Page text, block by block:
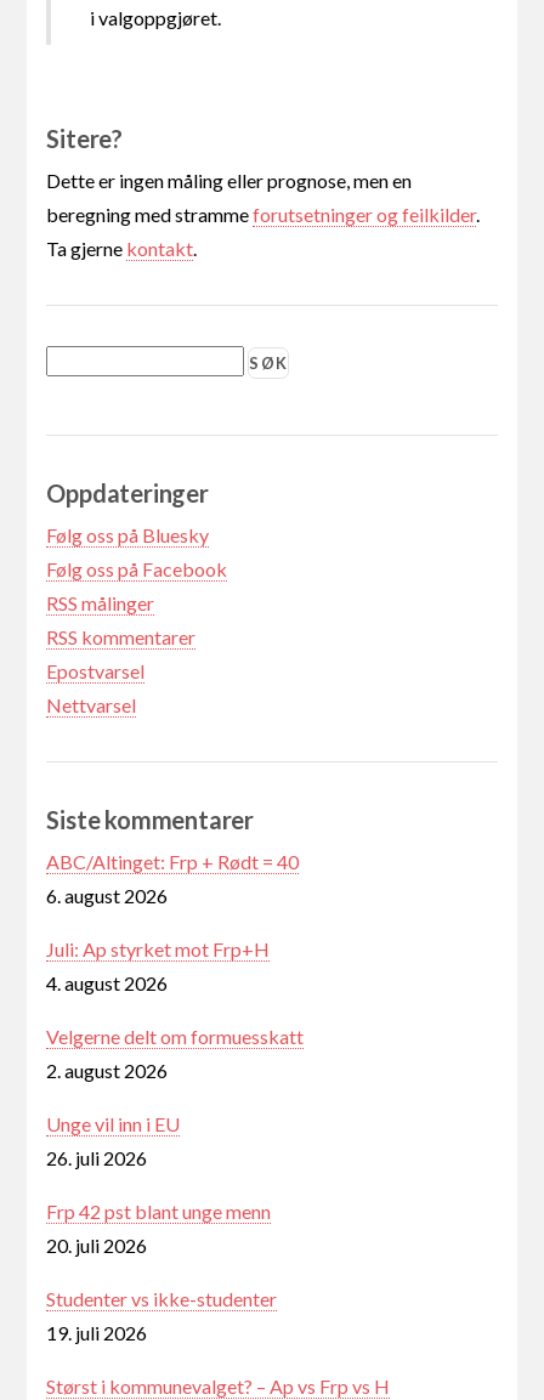
i valgoppgjøret.
Sitere?
Dette er ingen måling eller prognose, men en
beregning med strammeforutsetninger og feilkilder.
Ta gjerne kontakt.
Oppdateringer
Følg oss på Bluesky
Følg oss på Facebook
RSS målinger
RSS kommentarer
Epostvarsel
Nettvarsel
Siste kommentarer
ABC/Altinget: Frp + Rødt = 40
6. august 2026
Juli: Ap styrket mot Frp+H
4. august 2026
Velgerne delt om formuesskatt
2. august 2026
Unge vil inn i EU
26. juli 2026
Frp 42 pst blant unge menn
20. juli 2026
Studenter vs ikke-studenter
19. juli 2026
Størst i kommunevalget? – Ap vs Frp vs H